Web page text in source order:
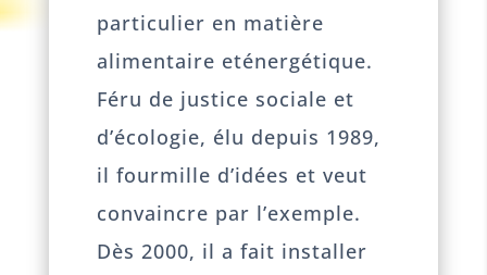
particulier en matière
alimentaire eténergétique.
Féru de justice sociale et
d’écologie, élu depuis 1989,
il fourmille d’idées et veut
convaincre par l’exemple.
Dès 2000, il a fait installer